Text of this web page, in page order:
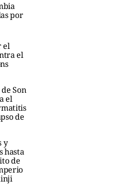
por
el
el
Son
el
de
y
hasta
de